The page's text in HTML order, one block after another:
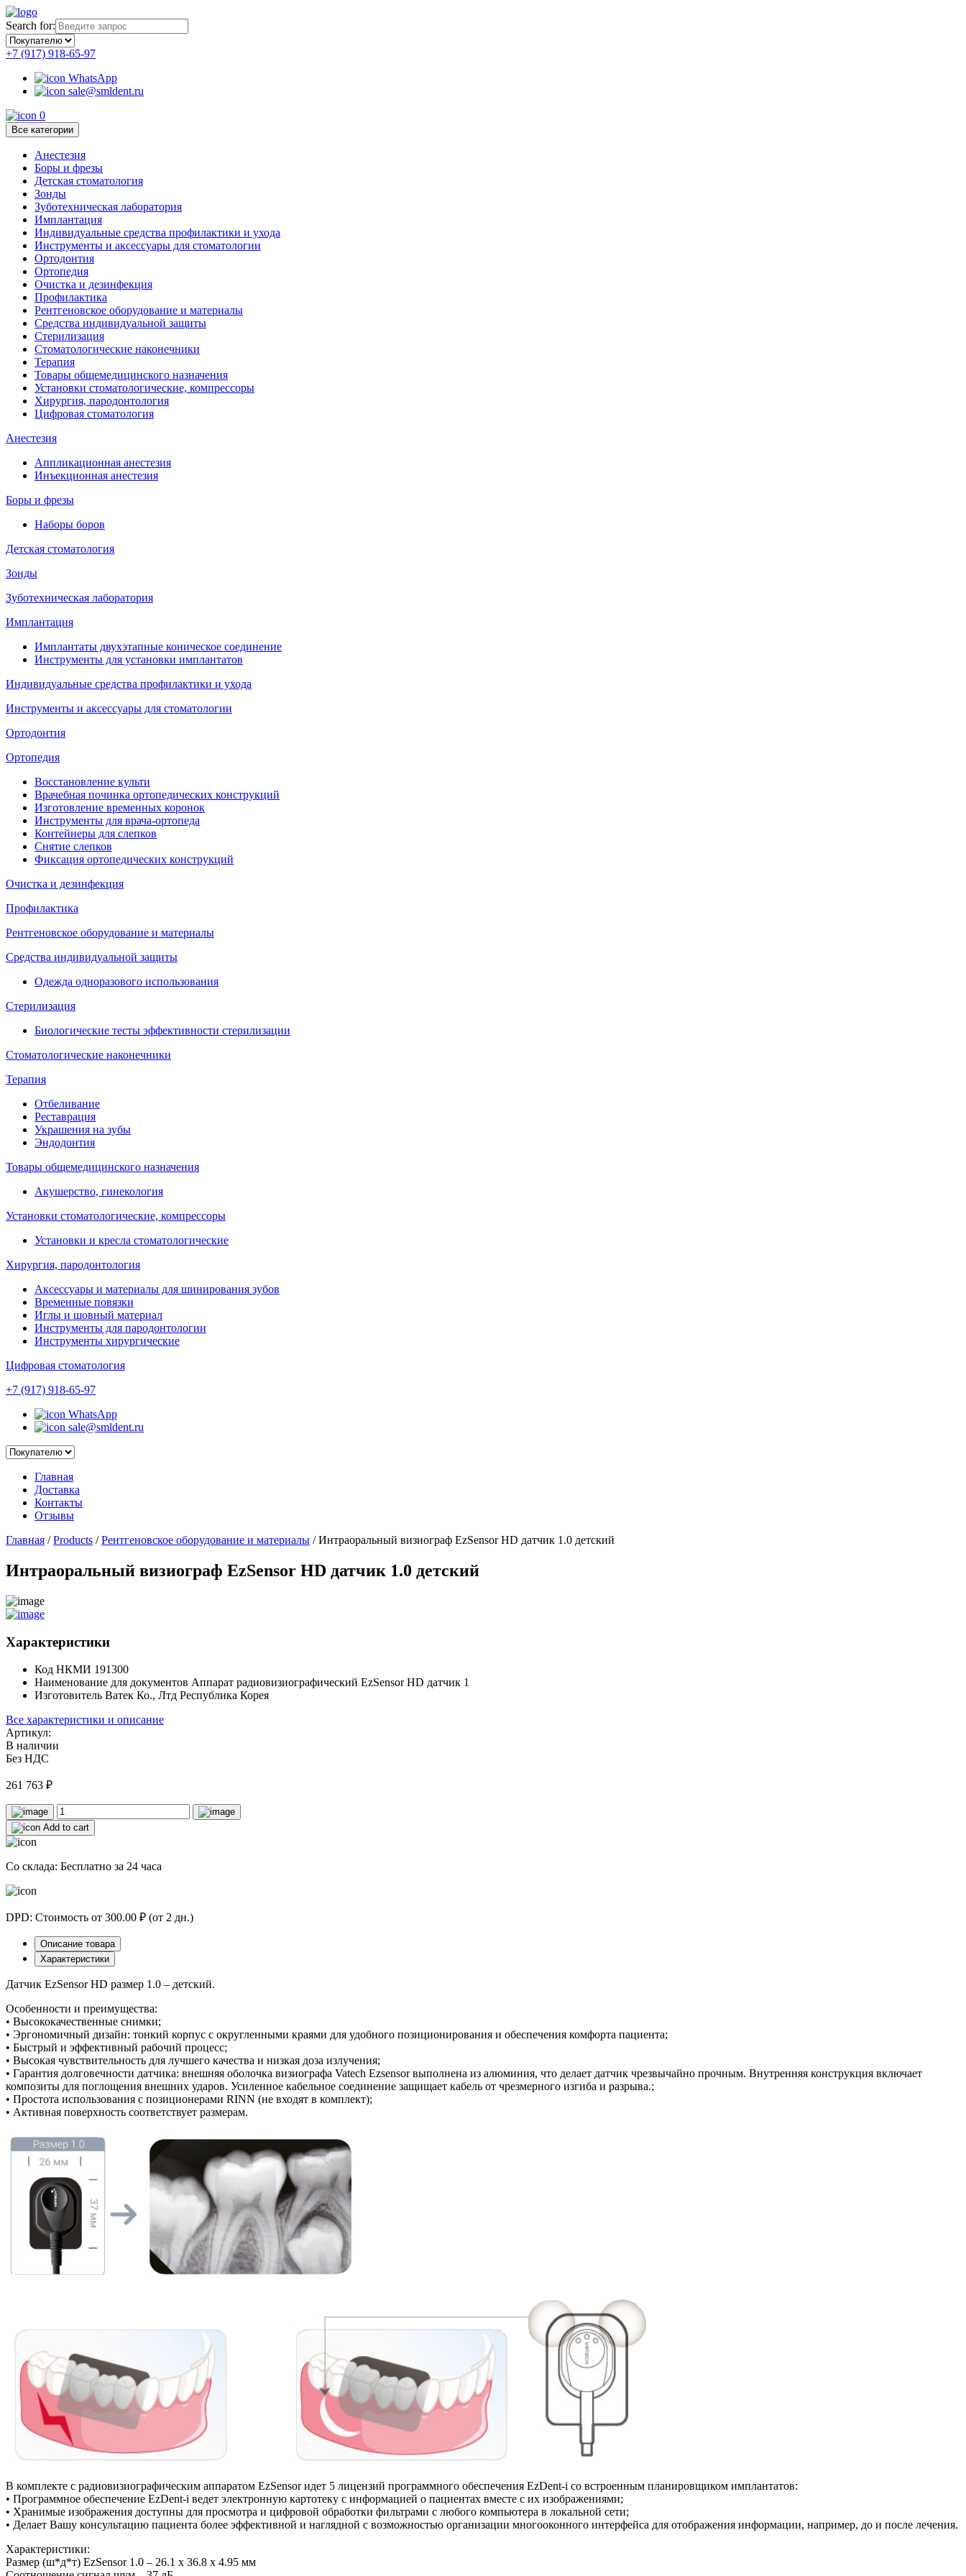
Search for:
+7 (917) 918-65-97
WhatsApp
sale@smldent.ru
0
Все категории
Анестезия
Боры и фрезы
Детская стоматология
Зонды
Зуботехническая лаборатория
Имплантация
Индивидуальные средства профилактики и ухода
Инструменты и аксессуары для стоматологии
Ортодонтия
Ортопедия
Очистка и дезинфекция
Профилактика
Рентгеновское оборудование и материалы
Средства индивидуальной защиты
Стерилизация
Стоматологические наконечники
Терапия
Товары общемедицинского назначения
Установки стоматологические, компрессоры
Хирургия, пародонтология
Цифровая стоматология
Анестезия
Аппликационная анестезия
Инъекционная анестезия
Боры и фрезы
Наборы боров
Детская стоматология
Зонды
Зуботехническая лаборатория
Имплантация
Имплантаты двухэтапные коническое соединение
Инструменты для установки имплантатов
Индивидуальные средства профилактики и ухода
Инструменты и аксессуары для стоматологии
Ортодонтия
Ортопедия
Восстановление культи
Врачебная починка ортопедических конструкций
Изготовление временных коронок
Инструменты для врача-ортопеда
Контейнеры для слепков
Снятие слепков
Фиксация ортопедических конструкций
Очистка и дезинфекция
Профилактика
Рентгеновское оборудование и материалы
Средства индивидуальной защиты
Одежда одноразового использования
Стерилизация
Биологические тесты эффективности стерилизации
Стоматологические наконечники
Терапия
Отбеливание
Реставрация
Украшения на зубы
Эндодонтия
Товары общемедицинского назначения
Акушерство, гинекология
Установки стоматологические, компрессоры
Установки и кресла стоматологические
Хирургия, пародонтология
Аксессуары и материалы для шинирования зубов
Временные повязки
Иглы и шовный материал
Инструменты для пародонтологии
Инструменты хирургические
Цифровая стоматология
+7 (917) 918-65-97
WhatsApp
sale@smldent.ru
Главная
Доставка
Контакты
Отзывы
Главная / Products / Рентгеновское оборудование и материалы /Интраоральный визиограф EzSensor HD датчик 1.0 детский
Интраоральный визиограф EzSensor HD датчик 1.0 детский
Характеристики
Код НКМИ 191300
Наименование для документов Аппарат радиовизиографический EzSensor HD датчик 1
Изготовитель Ватек Ко., Лтд Республика Корея
Все характеристики и описание
Артикул:
В наличии
Без НДС
261 763 ₽
Add to cart
Со склада: Бесплатно за 24 часа
DPD: Стоимость от 300.00 ₽ (от 2 дн.)
Описание товара
Характеристики
Датчик EzSensor HD размер 1.0 – детский.
Особенности и преимущества:
• Высококачественные снимки;
• Эргономичный дизайн: тонкий корпус с округленными краями для удобного позиционирования и обеспечения комфорта пациента;
• Быстрый и эффективный рабочий процесс;
• Высокая чувствительность для лучшего качества и низкая доза излучения;
• Гарантия долговечности датчика: внешняя оболочка визиографа Vatech Ezsensor выполнена из алюминия, что делает датчик чрезвычайно прочным. Внутренняя конструкция включает
композиты для поглощения внешних ударов. Усиленное кабельное соединение защищает кабель от чрезмерного изгиба и разрыва.;
• Простота использования с позиционерами RINN (не входят в комплект);
• Активная поверхность соответствует размерам.
В комплекте c радиовизиографическим аппаратом EzSensor идет 5 лицензий программного обеспечения EzDent-i со встроенным планировщиком имплантатов:
• Программное обеспечение EzDent-i ведет электронную картотеку с информацией о пациентах вместе с их изображениями;
• Хранимые изображения доступны для просмотра и цифровой обработки фильтрами с любого компьютера в локальной сети;
• Делает Вашу консультацию пациента более эффективной и наглядной с возможностью организации многооконного интерфейса для отображения информации, например, до и после лечения.
Характеристики:
Размер (ш*д*т) EzSensor 1.0 – 26.1 x 36.8 x 4.95 мм